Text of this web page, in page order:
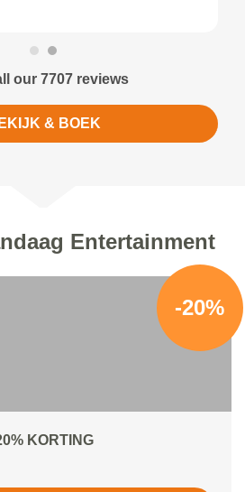
our 7707 reviews
& BOEK
Entertainment
-20%
KORTING